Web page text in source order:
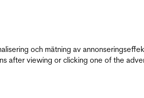
och mätning av
after viewing or clicking one of the